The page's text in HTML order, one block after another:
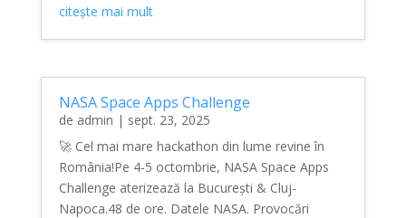
citește mai mult
NASA Space Apps Challenge
de admin | sept. 23, 2025
🚀 Cel mai mare hackathon din lume revine în
România!Pe 4-5 octombrie, NASA Space Apps
Challenge aterizează la București & Cluj-
Napoca.48 de ore. Datele NASA. Provocări